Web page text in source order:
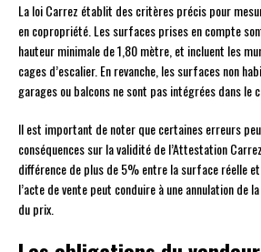
La loi Carrez établit des critères précis pour
en copropriété. Les surfaces prises en compte
hauteur minimale de 1,80 mètre, et incluent les
cages d’escalier. En revanche, les surfaces non
garages ou balcons ne sont pas intégrées dans le
Il est important de noter que certaines erreurs
conséquences sur la validité de l’Attestation
différence de plus de 5% entre la surface réelle
l’acte de vente peut conduire à une annulation de
du prix.